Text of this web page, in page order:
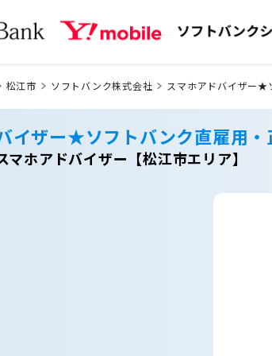
松江市 ソフトバンク株式会社 スマホアドバイザー★
イザー★ソフトバンク直雇用・
マホアドバイザー【松江市エリア】